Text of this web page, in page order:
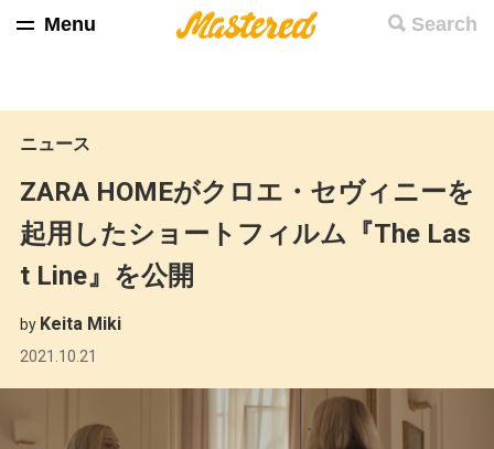
Search
Menu
ニュース
ZARA HOMEがクロエ・セヴィニーを
起用したショートフィルム『The Las
t Line』を公開
by Keita Miki
2021.10.21